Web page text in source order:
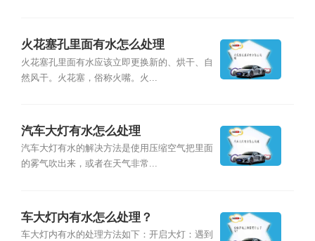
火花塞孔里面有水怎么处理
火花塞孔里面有水应该立即更换新的、烘干、自
然风干。火花塞，俗称火嘴。火...
汽车大灯有水怎么处理
汽车大灯有水的解决方法是使用压缩空气把里面
的雾气吹出来，或者在天气非常...
车大灯内有水怎么处理？
车大灯内有水的处理方法如下：开启大灯：遇到